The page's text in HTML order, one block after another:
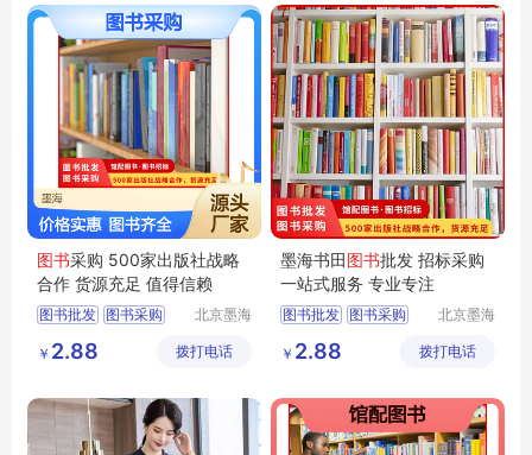
图书采购 500家出版社战略
合作 货源充足 值得信赖
图书批发 图书采购
图书
北京墨海
有限公司
￥ 2.88 拨打电话
墨海书田图书批发 招标采购
一站式服务 专业专注
图书批发 图书采购
图书
北京墨海
有限公司
￥ 2.88 拨打电话